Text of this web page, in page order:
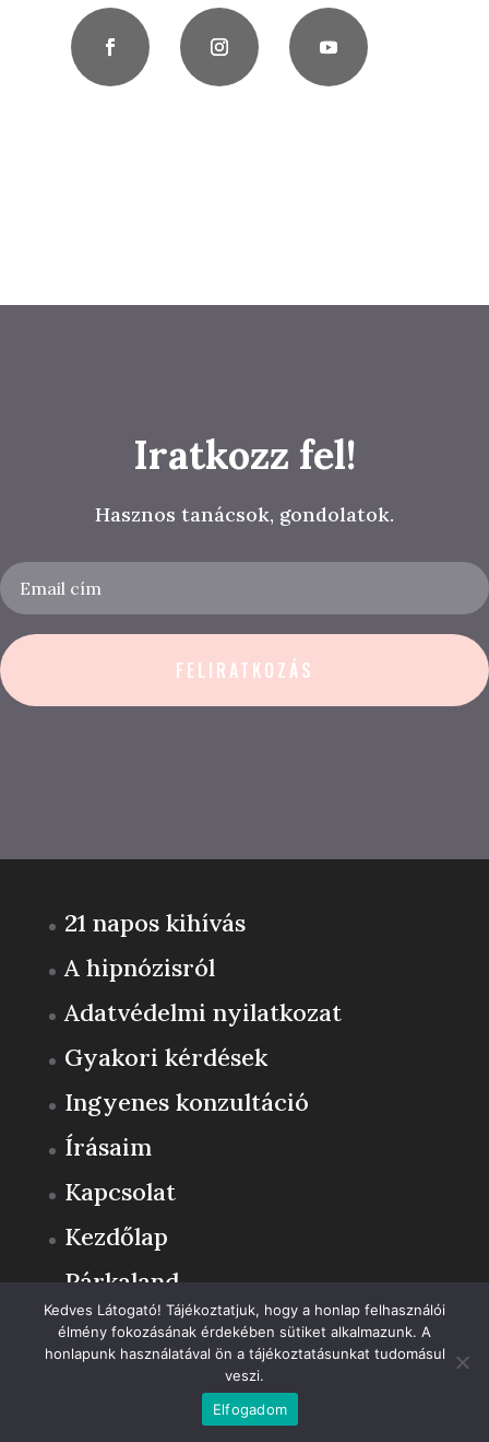
Iratkozz fel!
Hasznos tanácsok, gondolatok.
FELIRATKOZÁS
21 napos kihívás
A hipnózisról
Adatvédelmi nyilatkozat
Gyakori kérdések
Ingyenes konzultáció
Írásaim
Kapcsolat
Kezdőlap
Párkaland
Rólam
Vitatkozz Jól!
A weboldalon a minőségi felhasználói élmény érdekében sütiket
használunk.
Részletek
Kedves Látogató! Tájékoztatjuk, hogy a honlap felhasználói
élmény fokozásának érdekében sütiket alkalmazunk. A
honlapunk használatával ön a tájékoztatásunkat tudomásul
veszi.
Elfogadom